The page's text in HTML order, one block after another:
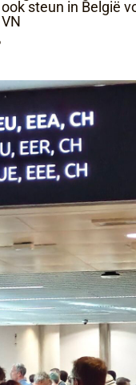
steun in België